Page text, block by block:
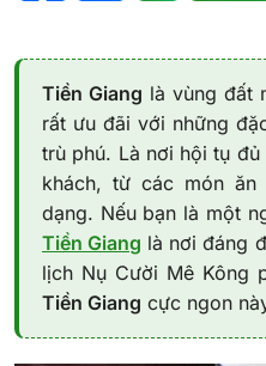
Tiền Giang là vùng đất
rất ưu đãi với những
trù phú. Là nơi hội tụ
khách, từ các món
dạng. Nếu bạn là một
Tiền Giang là nơi đáng
lịch Nụ Cười Mê Kông
Tiền Giang cực ngon